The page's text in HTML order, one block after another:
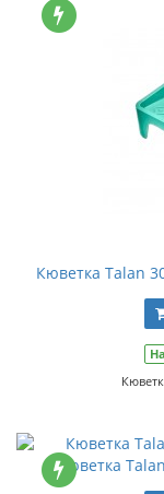
Кюветка Talan
Кюветка